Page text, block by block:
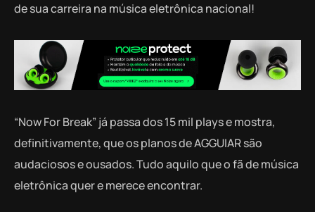
de sua carreira na música eletrônica nacional!
“Now For Break” já passa dos 15 mil plays e mostra,
definitivamente, que os planos de AGGUIAR são
audaciosos e ousados. Tudo aquilo que o fã de música
eletrônica quer e merece encontrar.